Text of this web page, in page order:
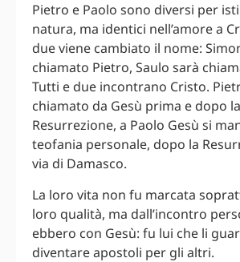
Pietro e Paolo sono diversi per
natura, ma identici nell’amore a
due viene cambiato il nome:
chiamato Pietro, Saulo sarà
Tutti e due incontrano Cristo.
chiamato da Gesù prima e dopo
Resurrezione, a Paolo Gesù si
teofania personale, dopo la
via di Damasco.
La loro vita non fu marcata
loro qualità, ma dall’incontro
ebbero con Gesù: fu lui che li
diventare apostoli per gli altri.